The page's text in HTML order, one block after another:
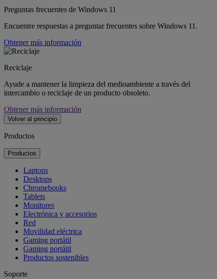
Preguntas frecuentes de Windows 11
Encuentre respuestas a preguntar frecuentes sobre Windows 11.
Obtener más información
Reciclaje
Ayude a mantener la limpieza del medioambiente a través del
intercambio o reciclaje de un producto obsoleto.
Obtener más información
Volver al principio
Productos
Productos
Laptops
Desktops
Chromebooks
Tablets
Monitores
Electrónica y accesorios
Red
Movilidad eléctrica
Gaming portátil
Gaming portátil
Productos sostenibles
Soporte